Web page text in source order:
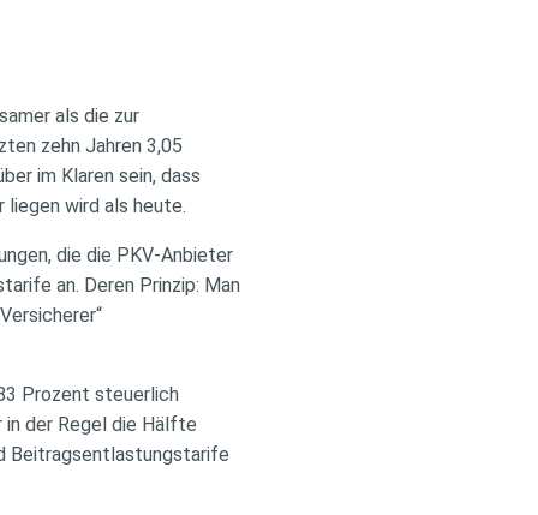
als die zur
zehn Jahren 3,05
im Klaren sein, dass
liegen wird als heute.
die die PKV-Anbieter
an. Deren Prinzip: Man
Prozent steuerlich
der Regel die Hälfte
Beitragsentlastungstarife